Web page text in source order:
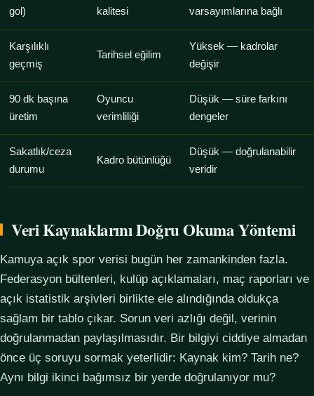
gol)
kalitesi
varsayımlarına bağlı
Karşılıklı
geçmiş
Tarihsel eğilim
Yüksek — kadrolar
değişir
90 dk başına
üretim
Oyuncu
verimliliği
Düşük — süre farkını
dengeler
Sakatlık/ceza
durumu
Kadro bütünlüğü
Düşük — doğrulanabilir
veridir
Veri Kaynaklarını Doğru Okuma Yöntemi
Kamuya açık spor verisi bugün her zamankinden fazla.
Federasyon bültenleri, kulüp açıklamaları, maç raporları ve
açık istatistik arşivleri birlikte ele alındığında oldukça
sağlam bir tablo çıkar. Sorun veri azlığı değil, verinin
doğrulanmadan paylaşılmasıdır. Bir bilgiyi ciddiye almadan
önce üç soruyu sormak yeterlidir: Kaynak kim? Tarih ne?
Aynı bilgi ikinci bağımsız bir yerde doğrulanıyor mu?